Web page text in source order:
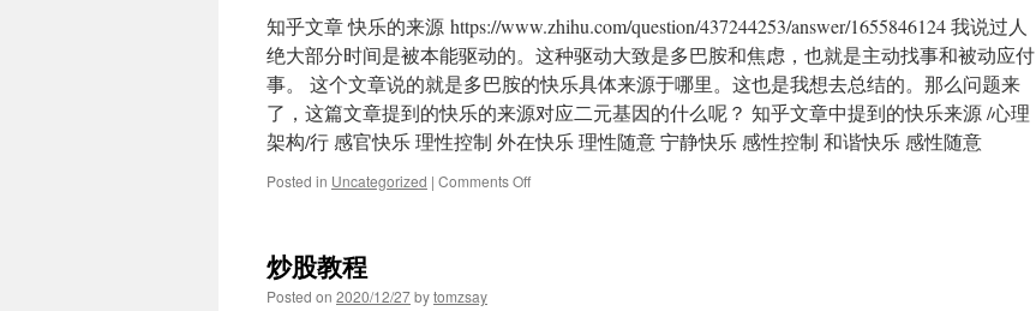
软
件
的
影
子
知乎文章 快乐的来源 https://www.zhihu.com/question/437244253/answer/1655846124 我说过人
绝大部分时间是被本能驱动的。这种驱动大致是多巴胺和焦虑，也就是主动找事和被动应付
事。 这个文章说的就是多巴胺的快乐具体来源于哪里。这也是我想去总结的。那么问题来
了，这篇文章提到的快乐的来源对应二元基因的什么呢？ 知乎文章中提到的快乐来源 /心理
架构/行 感官快乐 理性控制 外在快乐 理性随意 宁静快乐 感性控制 和谐快乐 感性随意
Posted in Uncategorized | Comments Offon
炒股教程
Posted on 2020/12/27bytomzsay